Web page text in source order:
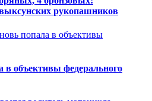
рукопашников
в объективы федерального